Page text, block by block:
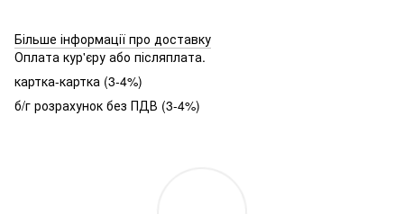
Більше інформації про доставку
Оплата кур'єру або післяплата.
картка-картка (3-4%)
б/г розрахунок без ПДВ (3-4%)